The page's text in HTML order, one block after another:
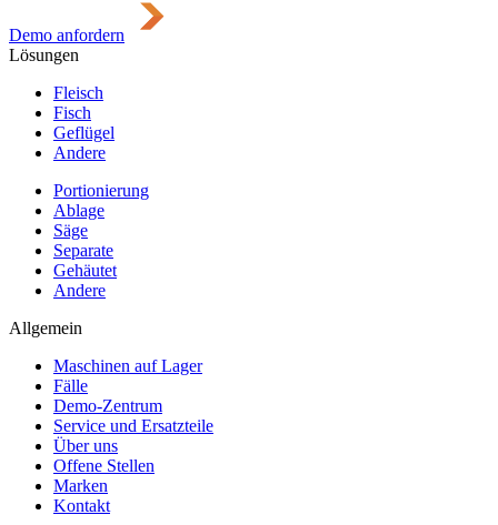
Demo anfordern
Lösungen
Fleisch
Fisch
Geflügel
Andere
Portionierung
Ablage
Säge
Separate
Gehäutet
Andere
Allgemein
Maschinen auf Lager
Fälle
Demo-Zentrum
Service und Ersatzteile
Über uns
Offene Stellen
Marken
Kontakt